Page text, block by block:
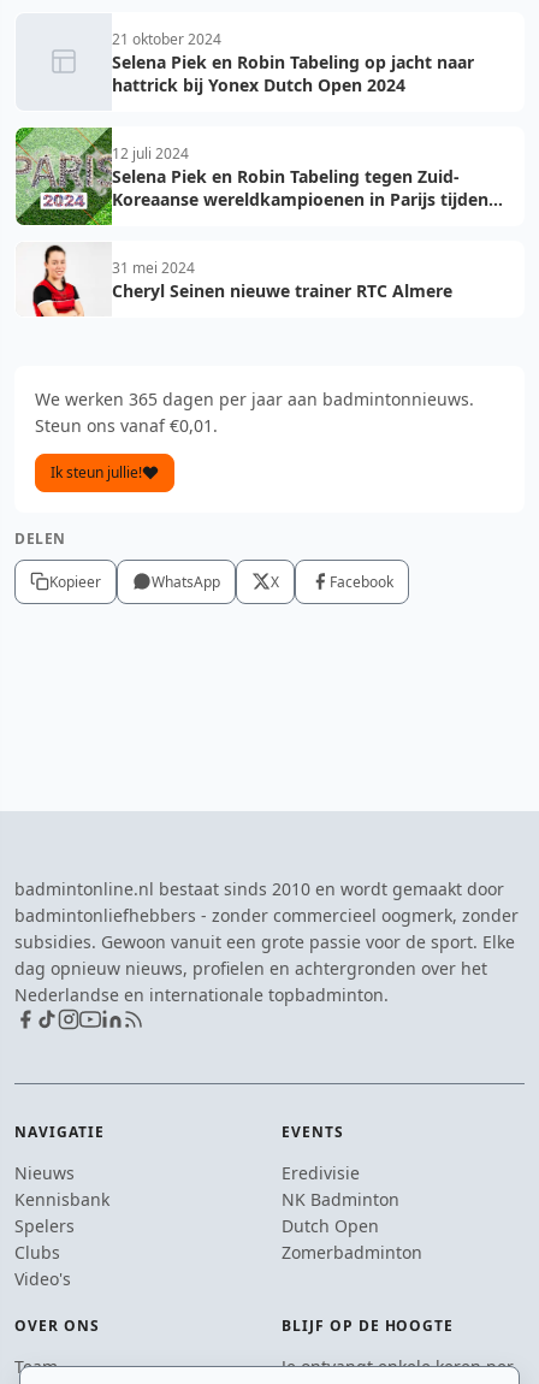
21 oktober 2024
Selena Piek en Robin Tabeling op jacht naar
hattrick bij Yonex Dutch Open 2024
12 juli 2024
Selena Piek en Robin Tabeling tegen Zuid-
Koreaanse wereldkampioenen in Parijs tijden
31 mei 2024
Cheryl Seinen nieuwe trainer RTC Almere
We werken 365 dagen per jaar aan badmintonnieuws.
Steun ons vanaf €0,01.
Ik steun jullie!
DELEN
Kopieer WhatsApp X Facebook
badmintonline.nl bestaat sinds 2010 en wordt gemaakt door
badmintonliefhebbers - zonder commercieel oogmerk, zonder
subsidies. Gewoon vanuit een grote passie voor de sport. Elke
dag opnieuw nieuws, profielen en achtergronden over het
Nederlandse en internationale topbadminton.
NAVIGATIE
Nieuws
Kennisbank
Spelers
Clubs
Video's
EVENTS
Eredivisie
NK Badminton
Dutch Open
Zomerbadminton
OVER ONS
Team
BLIJF OP DE HOOGTE
Je ontvangt enkele keren per